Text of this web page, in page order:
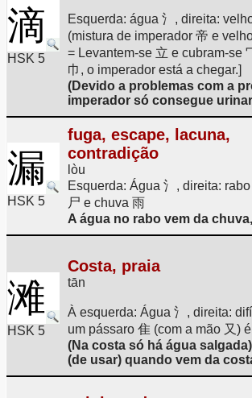
滴
HSK 5
Esquerda: água 氵, direita:
(mistura de imperador 帝 e
= Levantem-se 立 e cubram-se
巾, o imperador está a chegar.]
(Devido a problemas com a
imperador só consegue
漏
HSK 5
fuga, escape, lacuna,
contradição
lòu
Esquerda: Água 氵, direita:
尸 e chuva 雨
A água no rabo vem da
滩
HSK 5
Costa, praia
tān
À esquerda: Água 氵, direita:
um pássaro 隹 (com a mão 又)
(Na costa só há água
(de usar) quando vem da